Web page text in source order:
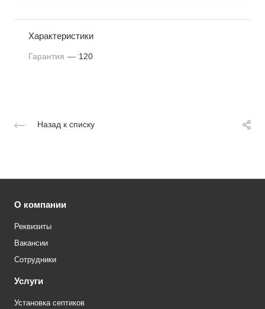
Характеристики
Гарантия — 120
Назад к списку
О компании
Реквизиты
Вакансии
Сотрудники
Услуги
Установка септиков